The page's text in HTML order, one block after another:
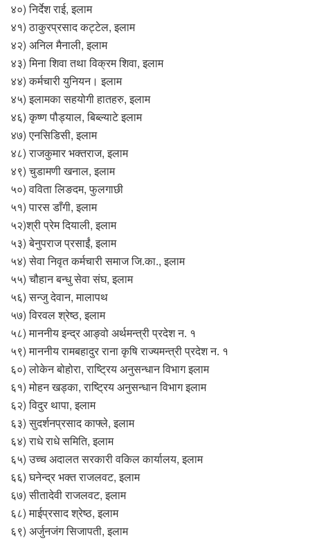
४०) निर्देश राई, इलाम
४१) ठाकुरप्रसाद कट्टेल, इलाम
४२) अनिल मैनाली, इलाम
४३) मिना शिवा तथा विक्रम शिवा, इलाम
४४) कर्मचारी युनियन। इलाम
४५) इलामका सहयोगी हातहरु, इलाम
४६) कृष्ण पौड्याल, बिब्ल्याटे इलाम
४७) एनसिडिसी, इलाम
४८) राजकुमार भक्तराज, इलाम
४९) चुडामणी खनाल, इलाम
५०) वविता लिङदम, फुलगाछी
५१) पारस डाँगी, इलाम
५२)श्री प्रेम दियाली, इलाम
५३) बेनुपराज प्रसाईं, इलाम
५४) सेवा निवृत कर्मचारी समाज जि.का., इलाम
५५) चौहान बन्धु सेवा संघ, इलाम
५६) सन्जु देवान, मालापथ
५७) विरवल श्रेष्ठ, इलाम
५८) माननीय इन्द्र आङ्वो अर्थमन्त्री प्रदेश न. १
५९) माननीय रामबहादुर राना कृषि राज्यमन्त्री प्रदेश न. १
६०) लोकेन बोहोरा, राष्ट्रिय अनुसन्धान विभाग इलाम
६१) मोहन खड्का, राष्ट्रिय अनुसन्धान विभाग इलाम
६२) विदुर थापा, इलाम
६३) सुदर्शनप्रसाद काफ्ले, इलाम
६४) राधे राधे समिति, इलाम
६५) उच्च अदालत सरकारी वकिल कार्यालय, इलाम
६६) घनेन्द्र भक्त राजलवट, इलाम
६७) सीतादेवी राजलवट, इलाम
६८) माईप्रसाद श्रेष्ठ, इलाम
६९) अर्जुनजंग सिजापती, इलाम